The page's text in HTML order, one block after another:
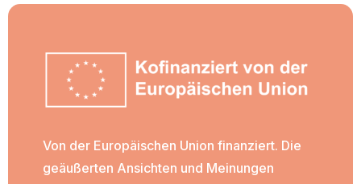
Von der Europäischen Union finanziert. Die
geäußerten Ansichten und Meinungen